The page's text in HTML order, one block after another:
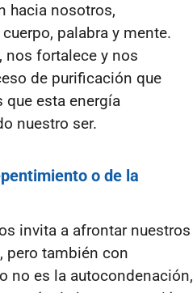
hacia nosotros,
palabra y mente.
nos fortalece y nos
de purificación que
que esta energía
nuestro ser.
o de la
invita a afrontar nuestros
pero también con
no es la autocondenación,